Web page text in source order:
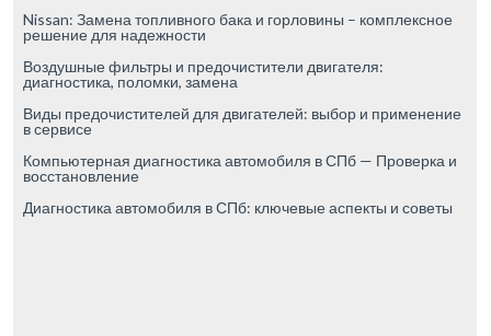
Nissan: Замена топливного бака и горловины – комплексное
решение для надежности
Воздушные фильтры и предочистители двигателя:
диагностика, поломки, замена
Виды предочистителей для двигателей: выбор и применение
в сервисе
Компьютерная диагностика автомобиля в СПб — Проверка и
восстановление
Диагностика автомобиля в СПб: ключевые аспекты и советы